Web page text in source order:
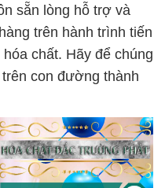
sẵn lòng hỗ trợ và
trên hành trình tiến
chất. Hãy để chúng
con đường thành